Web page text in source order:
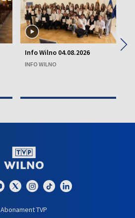
Info Wilno 04.08.2026
INFO WILNO
▶
Abonament TVP